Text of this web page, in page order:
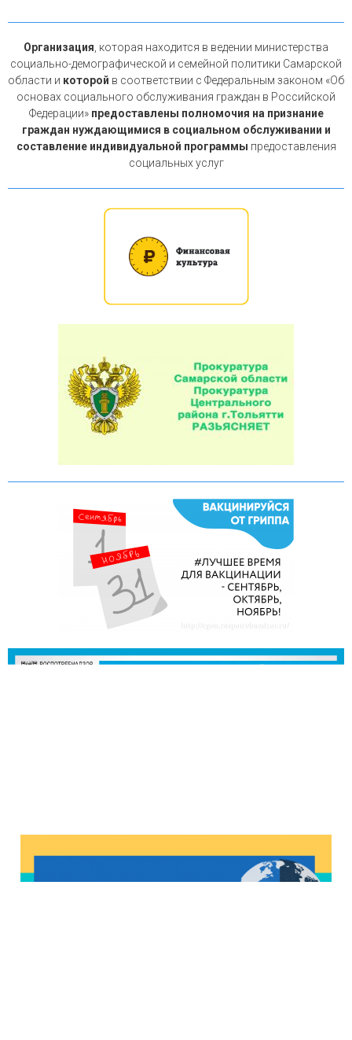
Организация , которая находится в ведении министерства
социально-демографической и семейной политики Самарской
области и которой в соответствии с Федеральным законом «Об
основах социального обслуживания граждан в Российской
Федерации» предоставлены полномочия на признание
граждан нуждающимися в социальном обслуживании и
составление индивидуальной программы предоставления
социальных услуг